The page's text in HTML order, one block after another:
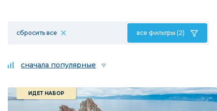
сбросить все все фильтры (2)
сначала популярные
ИДЕТ НАБОР